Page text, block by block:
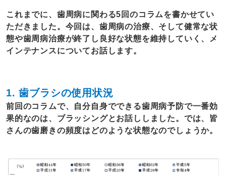
これまでに、歯周病に関わる5回のコラムを書かせてい
ただきました。今回は、歯周病の治療、そして健常な状
態や歯周病治療が終了し良好な状態を維持していく、メ
インテナンスについてお話します。
1. 歯ブラシの使用状況
前回のコラムで、自分自身でできる歯周病予防で一番効
果的なのは、ブラッシングとお話ししました。では、皆
さんの歯磨きの頻度はどのような状態なのでしょうか。